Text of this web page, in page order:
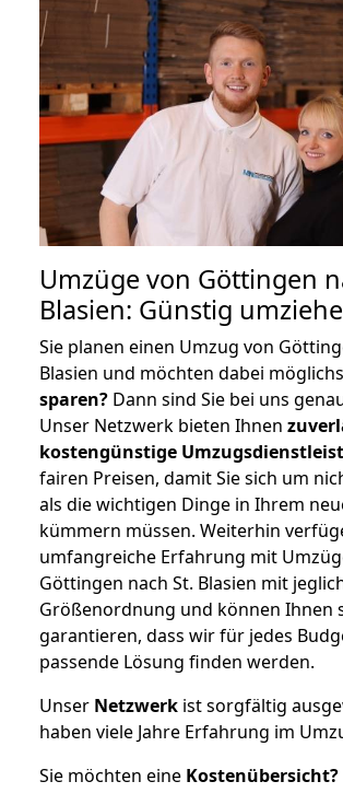
Umzüge von Göttingen
Blasien: Günstig
Sie planen einen Umzug von
Blasien und möchten dabei
sparen? Dann sind Sie bei uns
Unser Netzwerk bieten Ihnen
kostengünstige
fairen Preisen, damit Sie sich um
als die wichtigen Dinge in Ihrem
kümmern müssen. Weiterhin
umfangreiche Erfahrung mit
Göttingen nach St. Blasien mit
Größenordnung und können Ihnen
garantieren, dass wir für jedes
passende Lösung finden werden.
Unser Netzwerk ist sorgfältig
haben viele Jahre Erfahrung im
Sie möchten eine Kostenübersicht?